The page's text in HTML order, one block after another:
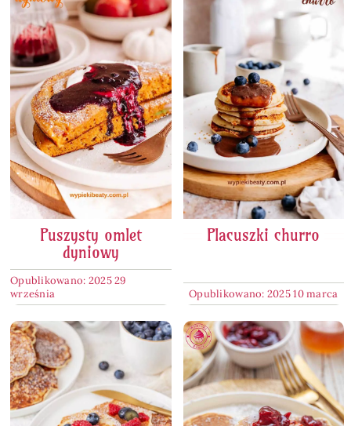
Puszysty omlet
dyniowy
Opublikowano: 2025 29
września
Placuszki churro
Opublikowano: 2025 10 marca